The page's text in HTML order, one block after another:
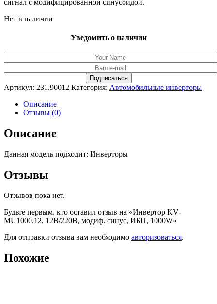
сигнал с модифицированной синусоидой.
Нет в наличии
Уведомить о наличии
Артикул: 231.90012 Категория: Автомобильные инверторы
Описание
Отзывы (0)
Описание
Данная модель подходит: Инверторы
Отзывы
Отзывов пока нет.
Будьте первым, кто оставил отзыв на «Инвертор KV-
MU1000.12, 12В/220В, модиф. синус, ИБП, 1000W»
Для отправки отзыва вам необходимо авторизоваться.
Похожие